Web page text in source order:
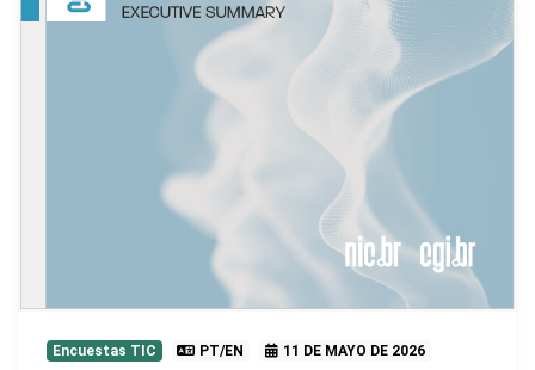
Encuestas TIC PT/EN 11 DE MAYO DE 2026